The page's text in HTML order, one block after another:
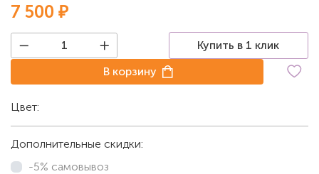
7 500 ₽
Купить в 1 клик
В корзину
Цвет:
Дополнительные скидки:
-5% самовывоз